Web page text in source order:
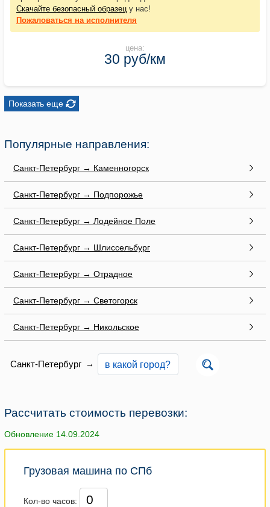
Скачайте безопасный образецу нас!
Пожаловаться на исполнителя
цена:
30 руб/км
Показать еще
Популярные направления:
Санкт-Петербург → Каменногорск
Санкт-Петербург → Подпорожье
Санкт-Петербург → Лодейное Поле
Санкт-Петербург → Шлиссельбург
Санкт-Петербург → Отрадное
Санкт-Петербург → Светогорск
Санкт-Петербург → Никольское
Санкт-Петербург →
Рассчитать стоимость перевозки:
Обновление 14.09.2024
Грузовая машина по СПб
Кол-во часов: